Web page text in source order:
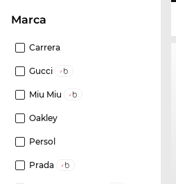
marca
Carrera
Gucci
Miu Miu
Oakley
Persol
Prada